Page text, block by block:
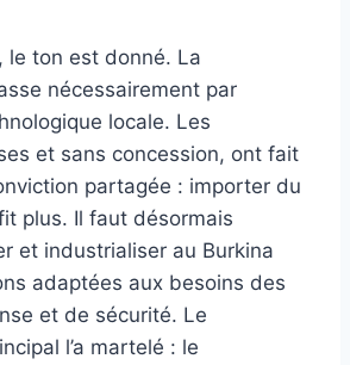
le ton est donné. La
nécessairement par
locale. Les
et sans concession, ont fait
partagée : importer du
plus. Il faut désormais
et industrialiser au Burkina
adaptées aux besoins des
et de sécurité. Le
l’a martelé : le